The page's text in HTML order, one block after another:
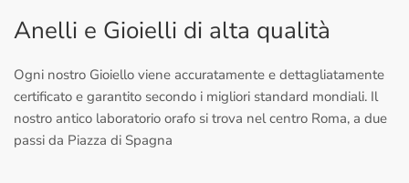
Anelli e Gioielli di alta qualità
Ogni nostro Gioiello viene accuratamente e dettagliatamente
certificato e garantito secondo i migliori standard mondiali. Il
nostro antico laboratorio orafo si trova nel centro Roma, a due
passi da Piazza di Spagna